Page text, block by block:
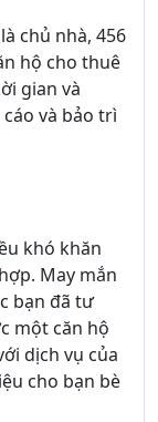
chủ nhà, 456
hộ cho thuê
gian và
và bảo trì
khó khăn
May mắn
bạn đã tư
một căn hộ
dịch vụ của
cho bạn bè